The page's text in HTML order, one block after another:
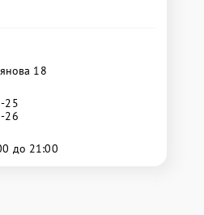
18
25
26
до 21:00